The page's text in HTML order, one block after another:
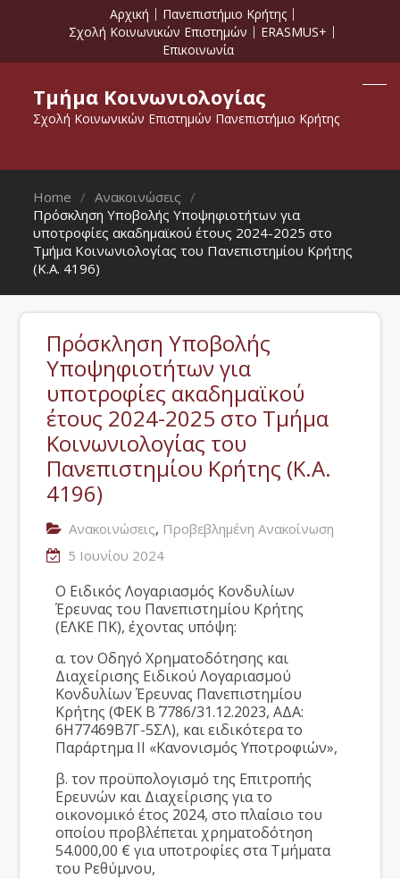
Αρχική
Πανεπιστήμιο Κρήτης
Σχολή Κοινωνικών Επιστημών
ERASMUS+
Επικοινωνία
Τμήμα Κοινωνιολογίας
Σχολή Κοινωνικών Επιστημών Πανεπιστήμιο Κρήτης
Home
Ανακοινώσεις
Πρόσκληση Υποβολής Υποψηφιοτήτων για
υποτροφίες ακαδημαϊκού έτους 2024-2025 στο
Τμήμα Κοινωνιολογίας του Πανεπιστημίου Κρήτης
(Κ.Α. 4196)
Πρόσκληση Υποβολής
Υποψηφιοτήτων για
υποτροφίες ακαδημαϊκού
έτους 2024-2025 στο Τμήμα
Κοινωνιολογίας του
Πανεπιστημίου Κρήτης (Κ.Α.
4196)
Ανακοινώσεις, Προβεβλημένη Ανακοίνωση
5 Ιουνίου 2024
Ο Ειδικός Λογαριασμός Κονδυλίων
Έρευνας του Πανεπιστημίου Κρήτης
(ΕΛΚΕ ΠΚ), έχοντας υπόψη:
α. τον Οδηγό Χρηματοδότησης και
Διαχείρισης Ειδικού Λογαριασμού
Κονδυλίων Έρευνας Πανεπιστημίου
Κρήτης (ΦΕΚ Β΄ 7786/31.12.2023, ΑΔΑ:
6Η77469Β7Γ-5ΣΛ), και ειδικότερα το
Παράρτημα ΙΙ «Κανονισμός Υποτροφιών»,
β. τον προϋπολογισμό της Επιτροπής
Ερευνών και Διαχείρισης για το
οικονομικό έτος 2024, στο πλαίσιο του
οποίου προβλέπεται χρηματοδότηση
54.000,00 € για υποτροφίες στα Τμήματα
του Ρεθύμνου,